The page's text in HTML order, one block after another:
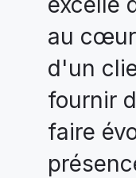
au
d'un
fournir
faire